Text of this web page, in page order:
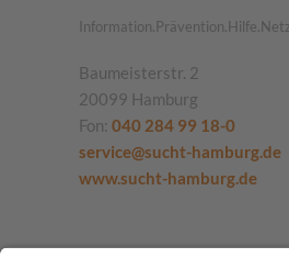
Baumeisterstr. 2
20099 Hamburg
Fon: 040 284 99 18-0
service@sucht-hamburg.de
www.sucht-hamburg.de